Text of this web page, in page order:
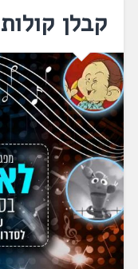
קבלן קולות 45 – לאה נאור